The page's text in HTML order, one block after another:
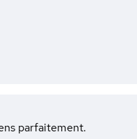
parfaitement.